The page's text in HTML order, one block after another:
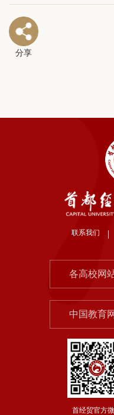
分享
各高校网
北京大学
清华大学
中国人民大
中央财经大
对外经济贸
上海财经大
中国教育网
中国社会科
北京市教委
首都之窗
教育部
国家哲学
联系我们
首经贸官方